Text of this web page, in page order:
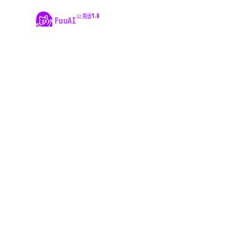
FuuAI公測版1.0